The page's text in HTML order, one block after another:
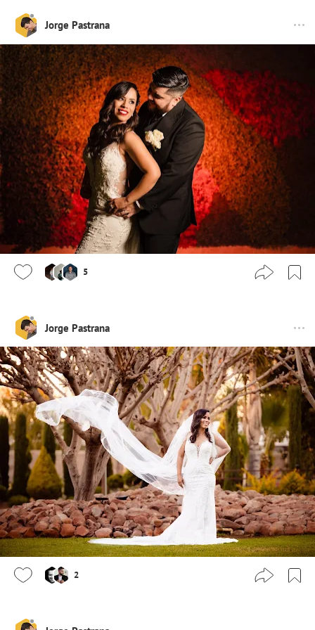
Jorge Pastrana
5
Jorge Pastrana
2